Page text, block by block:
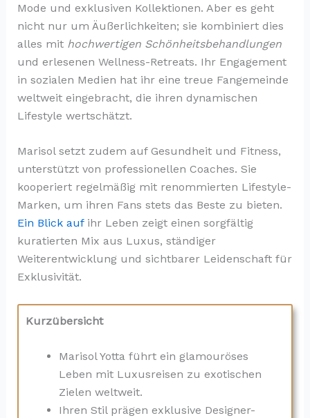
Mode und exklusiven Kollektionen. Aber es geht
nicht nur um Äußerlichkeiten; sie kombiniert dies
alles mit hochwertigen Schönheitsbehandlungen
und erlesenen Wellness-Retreats. Ihr Engagement
in sozialen Medien hat ihr eine treue Fangemeinde
weltweit eingebracht, die ihren dynamischen
Lifestyle wertschätzt.
Marisol setzt zudem auf Gesundheit und Fitness,
unterstützt von professionellen Coaches. Sie
kooperiert regelmäßig mit renommierten Lifestyle-
Marken, um ihren Fans stets das Beste zu bieten.
Ein Blick aufihr Leben zeigt einen sorgfältig
kuratierten Mix aus Luxus, ständiger
Weiterentwicklung und sichtbarer Leidenschaft für
Exklusivität.
Kurzübersicht
Marisol Yotta führt ein glamouröses
Leben mit Luxusreisen zu exotischen
Zielen weltweit.
Ihren Stil prägen exklusive Designer-